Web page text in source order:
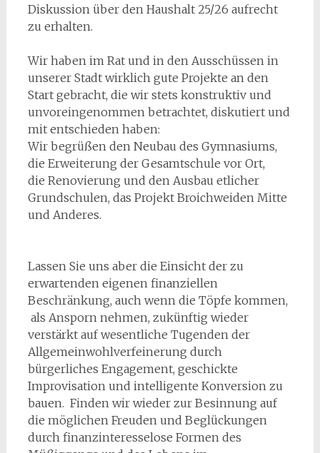
Diskussion über den Haushalt 25/26 aufrecht
zu erhalten.
Wir haben im Rat und in den Ausschüssen in
unserer Stadt wirklich gute Projekte an den
Start gebracht, die wir stets konstruktiv und
unvoreingenommen betrachtet, diskutiert und
mit entschieden haben:
Wir begrüßen den Neubau des Gymnasiums,
die Erweiterung der Gesamtschule vor Ort,
die Renovierung und den Ausbau etlicher
Grundschulen, das Projekt Broichweiden Mitte
und Anderes.
Lassen Sie uns aber die Einsicht der zu
erwartenden eigenen finanziellen
Beschränkung, auch wenn die Töpfe kommen,
als Ansporn nehmen, zukünftig wieder
verstärkt auf wesentliche Tugenden der
Allgemeinwohlverfeinerung durch
bürgerliches Engagement, geschickte
Improvisation und intelligente Konversion zu
bauen. Finden wir wieder zur Besinnung auf
die möglichen Freuden und Beglückungen
durch finanzinteresselose Formen des